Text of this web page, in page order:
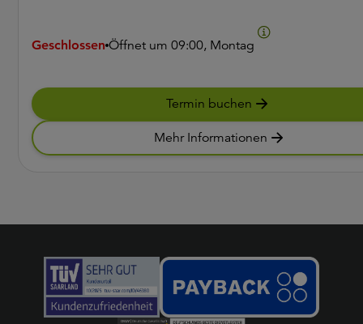
Geschlossen Öffnet um 09:00, Montag
Termin buchen
Mehr Informationen